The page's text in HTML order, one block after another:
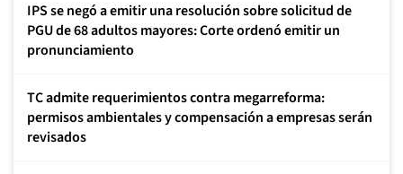
IPS se negó a emitir una resolución sobre solicitud de
PGU de 68 adultos mayores: Corte ordenó emitir un
pronunciamiento
TC admite requerimientos contra megarreforma:
permisos ambientales y compensación a empresas serán
revisados